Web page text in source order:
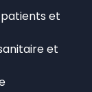
et
et